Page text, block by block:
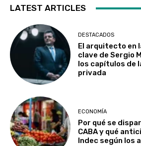
LATEST ARTICLES
DESTACADOS
El arquitecto en
clave de Sergio
los capítulos de
privada
ECONOMÍA
Por qué se
CABA y qué
Indec según los